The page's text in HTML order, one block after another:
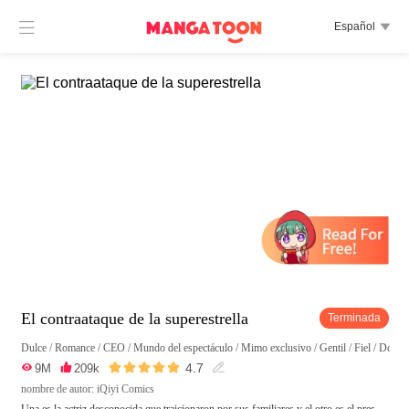
 Español 
El contraataque de la superestrella Terminada
Dulce /Romance /CEO /Mundo del espectáculo /Mimo exclusivo /Gentil /Fiel /
 9M  209k  4.7 
nombre de autor: iQiyi Comics